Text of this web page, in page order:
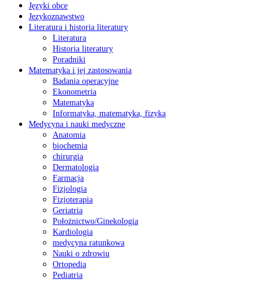
Języki obce
Jezykoznawstwo
Literatura i historia literatury
Literatura
Historia literatury
Poradniki
Matematyka i jej zastosowania
Badania operacyjne
Ekonometria
Matematyka
Informatyka, matematyka, fizyka
Medycyna i nauki medyczne
Anatomia
biochemia
chirurgia
Dermatologia
Farmacja
Fizjologia
Fizjoterapia
Geriatria
Położnictwo/Ginekologia
Kardiologia
medycyna ratunkowa
Nauki o zdrowiu
Ortopedia
Pediatria